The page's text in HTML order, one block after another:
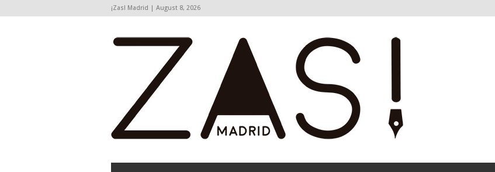
¡Zas! Madrid | August 8, 2026